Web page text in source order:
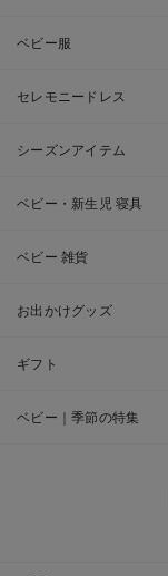
ベビー服
セレモニードレス
シーズンアイテム
ベビー・新生児 寝具
ベビー 雑貨
お出かけグッズ
ギフト
ベビー｜季節の特集